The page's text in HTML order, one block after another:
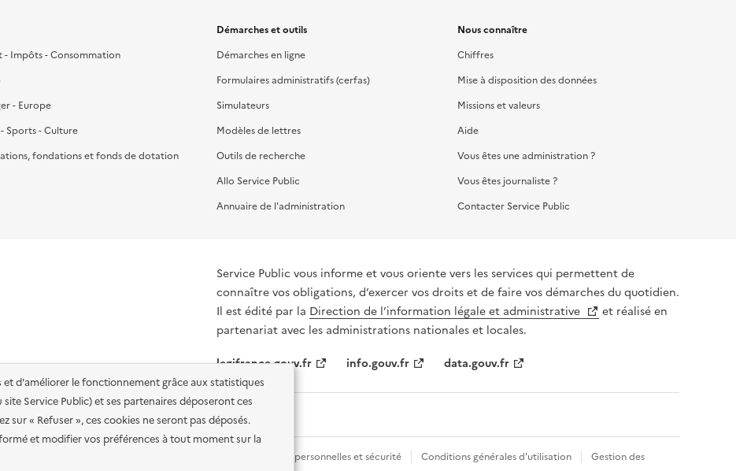
d'améliorer le fonctionnement grâce aux statistiques
Service Public) et ses partenaires déposeront ces
« Refuser », ces cookies ne seront pas déposés.
et modifier vos préférences à tout moment sur la
- Impôts - Consommation
- Europe
- Sports - Culture
fondations et fonds de dotation
Démarches et outils
Démarches en ligne
Formulaires administratifs (cerfas)
Simulateurs
Modèles de lettres
Outils de recherche
Allo Service Public
Annuaire de l'administration
Nous connaître
Chiffres
Mise à disposition des données
Missions et valeurs
Aide
Vous êtes une administration ?
Vous êtes journaliste ?
Contacter Service Public
Service Public vous informe et vous oriente vers les services qui permettent de
connaître vos obligations, d’exercer vos droits et de faire vos démarches du quotidien.
Il est édité par la Direction de l’information légale et administrative
et réalisé en
partenariat avec les administrations nationales et locales.
legifrance.gouv.fr
info.gouv.fr data.gouv.fr
Données personnelles et sécurité Conditions générales d'utilisation Gestion des